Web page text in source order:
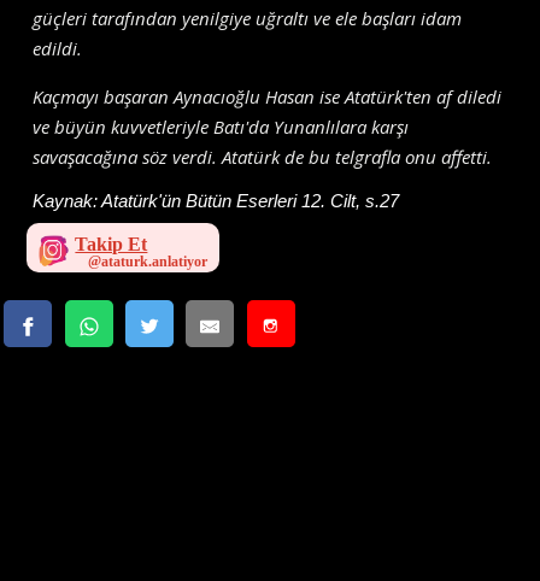
güçleri tarafından yenilgiye uğraltı ve ele başları idam
edildi.
Kaçmayı başaran Aynacıoğlu Hasan ise Atatürk'ten af diledi
ve büyün kuvvetleriyle Batı'da Yunanlılara karşı
savaşacağına söz verdi. Atatürk de bu telgrafla onu affetti.
Kaynak:Atatürk'ün Bütün Eserleri 12. Cilt, s.27
Takip Et